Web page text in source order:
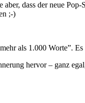
aber, dass der neue
;-)
als 1.000 Wor­te”.
her­vor – ganz